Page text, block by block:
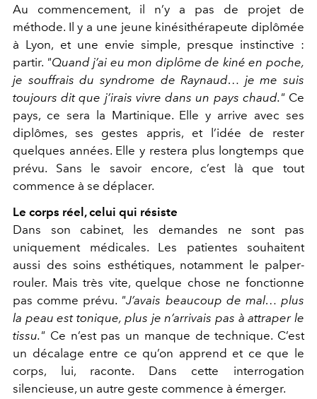
Au commencement, il n’y a pas de projet de
méthode. Il y a une jeune kinésithérapeute diplômée
à Lyon, et une envie simple, presque instinctive :
partir. "Quand j’ai eu mon diplôme de kiné en poche,
je souffrais du syndrome de Raynaud… je me suis
toujours dit que j’irais vivre dans un pays chaud." Ce
pays, ce sera la Martinique. Elle y arrive avec ses
diplômes, ses gestes appris, et l’idée de rester
quelques années. Elle y restera plus longtemps que
prévu. Sans le savoir encore, c’est là que tout
commence à se déplacer.
Le corps réel, celui qui résiste
Dans son cabinet, les demandes ne sont pas
uniquement médicales. Les patientes souhaitent
aussi des soins esthétiques, notamment le palper-
rouler. Mais très vite, quelque chose ne fonctionne
pas comme prévu. "J’avais beaucoup de mal… plus
la peau est tonique, plus je n’arrivais pas à attraper le
tissu." Ce n’est pas un manque de technique. C’est
un décalage entre ce qu’on apprend et ce que le
corps, lui, raconte. Dans cette interrogation
silencieuse, un autre geste commence à émerger.